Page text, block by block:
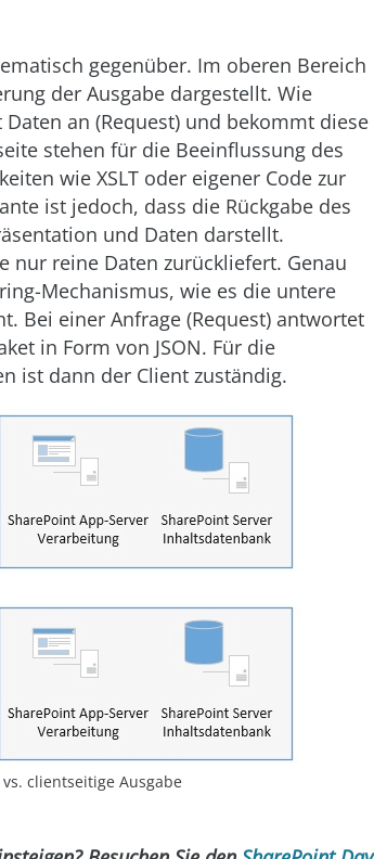
gegenüber. Im oberen Bereich
der Ausgabe dargestellt. Wie
an (Request) und bekommt diese
stehen für die Beeinflussung des
wie XSLT oder eigener Code zur
ist jedoch, dass die Rückgabe des
und Daten darstellt.
nur reine Daten zurückliefert. Genau
Mechanismus, wie es die untere
Bei einer Anfrage (Request) antwortet
in Form von JSON. Für die
ist dann der Client zuständig.
clientseitige Ausgabe